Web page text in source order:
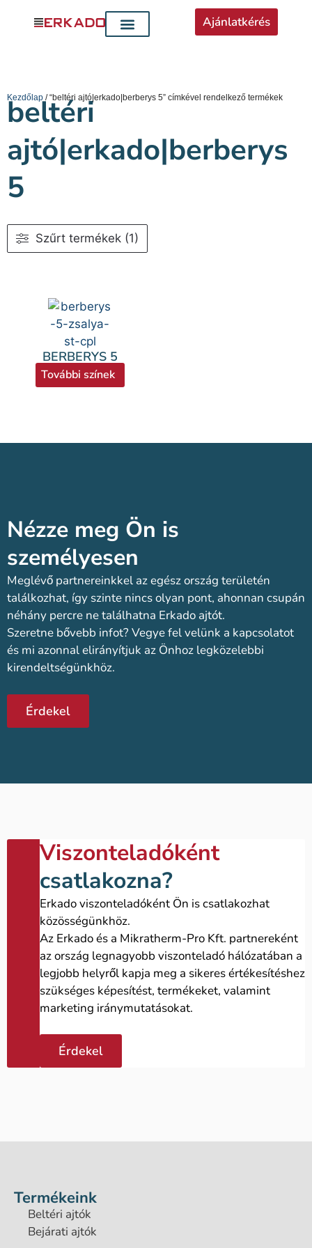
Ajánlatkérés
Kezdőlap / “beltéri ajtó|erkado|berberys 5” címkével rendelkező termékek
beltéri
ajtó|erkado|berberys
5
Szűrt termékek (1)
BERBERYS 5
További színek
Nézze meg Ön is
személyesen​
Meglévő partnereinkkel az egész ország területén
találkozhat, így szinte nincs olyan pont, ahonnan csupán
néhány percre ne találhatna Erkado ajtót.
Szeretne bővebb infot? Vegye fel velünk a kapcsolatot
és mi azonnal elirányítjuk az Önhoz legközelebbi
kirendeltségünkhöz.
Érdekel
Viszonteladóként
csatlakozna?
Erkado viszonteladóként Ön is csatlakozhat
közösségünkhöz.
Az Erkado és a Mikratherm-Pro Kft. partnereként
az ország legnagyobb viszonteladó hálózatában a
legjobb helyről kapja meg a sikeres értékesítéshez
szükséges képesítést, termékeket, valamint
marketing iránymutatásokat.
Érdekel
Termékeink
Beltéri ajtók
Bejárati ajtók